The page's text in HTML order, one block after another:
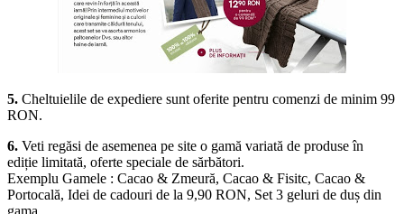
5. Cheltuielile de expediere sunt oferite pentru comenzi de minim 99
RON.
6. Veti regăsi de asemenea pe site o gamă variată de produse în
ediție limitată, oferte speciale de sărbători.
Exemplu Gamele : Cacao & Zmeură, Cacao & Fisitc, Cacao &
Portocală, Idei de cadouri de la 9,90 RON, Set 3 geluri de duș din